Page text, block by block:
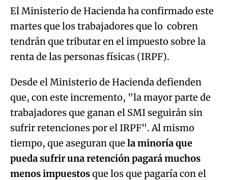
El Ministerio de Hacienda ha confirmado este
martes que los trabajadores que lo cobren
tendrán que tributar en el impuesto sobre la
renta de las personas físicas (IRPF).
Desde el Ministerio de Hacienda defienden
que, con este incremento, "la mayor parte de
trabajadores que ganan el SMI seguirán sin
sufrir retenciones por el IRPF". Al mismo
tiempo, que aseguran que la minoría que
pueda sufrir una retención pagará muchos
menos impuestosque los que pagaría con el